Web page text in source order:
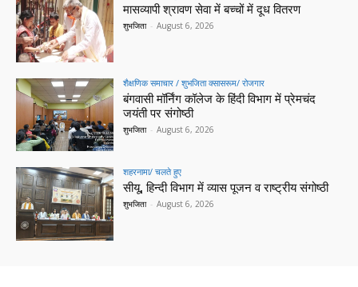
मासव्यापी श्रावण सेवा में बच्चों में दूध वितरण
शुभजिता - August 6, 2026
शैक्षणिक समाचार / शुभजिता क्सासरूम/ रोजगार
बंगवासी मॉर्निंग कॉलेज के हिंदी विभाग में प्रेमचंद
जयंती पर संगोष्ठी
शुभजिता - August 6, 2026
शहरनामा/ चलते हुए
सीयू, हिन्दी विभाग में व्यास पूजन व राष्ट्रीय संगोष्ठी
शुभजिता - August 6, 2026